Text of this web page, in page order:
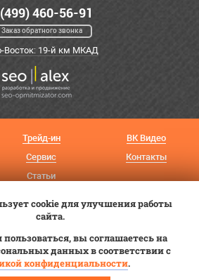
460-56-91
Заказ обратного звонка
Восток: 19-й км МКАД
Трейд-ин
Сервис
Статьи
ВК Видео
Контакты
(ООО «Авангард», ИНН 9723035587)
cookie для улучшения работы
сайта.
вы соглашаетесь на
данных в соответствии с
конфиденциальности.